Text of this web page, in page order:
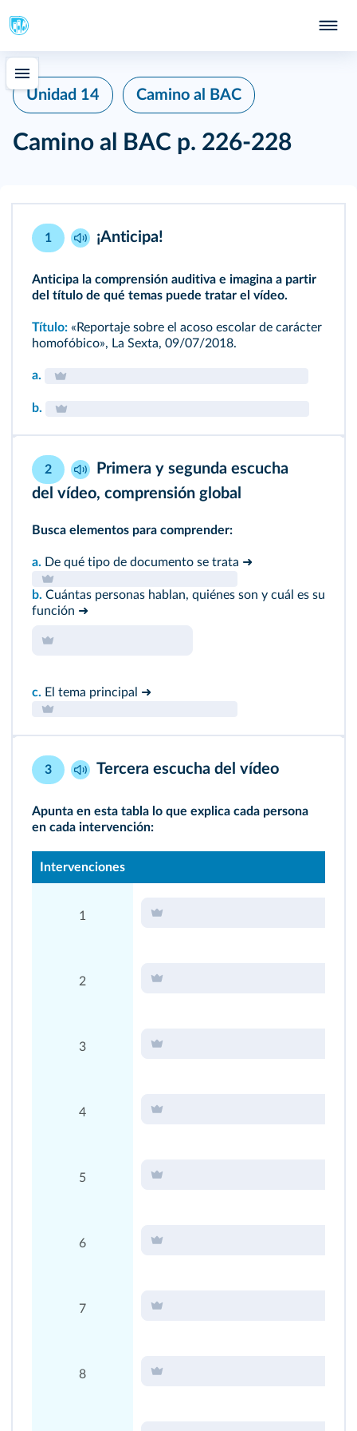
Unidad 14 Camino al BAC
Camino al BAC p. 226-228
1 ¡Anticipa!
Anticipa la comprensión auditiva e imagina a partir
del título de qué temas puede tratar el vídeo.
Título: «Reportaje sobre el acoso escolar de carácter
homofóbico», La Sexta, 09/07/2018.
a.
b.
2
Primera y segunda escucha
del vídeo, comprensión global
Busca elementos para comprender:
a. De qué tipo de documento se trata ➜
b. Cuántas personas hablan, quiénes son y cuál es su
función ➜
c. El tema principal ➜
3 Tercera escucha del vídeo
Apunta en esta tabla lo que explica cada persona
en cada intervención:
Intervenciones
1
2
3
4
5
6
7
8